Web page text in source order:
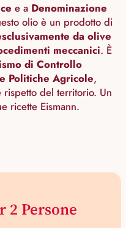
e a Denominazione
olio è un prodotto di
da olive
meccanici. È
di Controllo
Politiche Agricole,
del territorio. Un
ricette Eismann.
Persone